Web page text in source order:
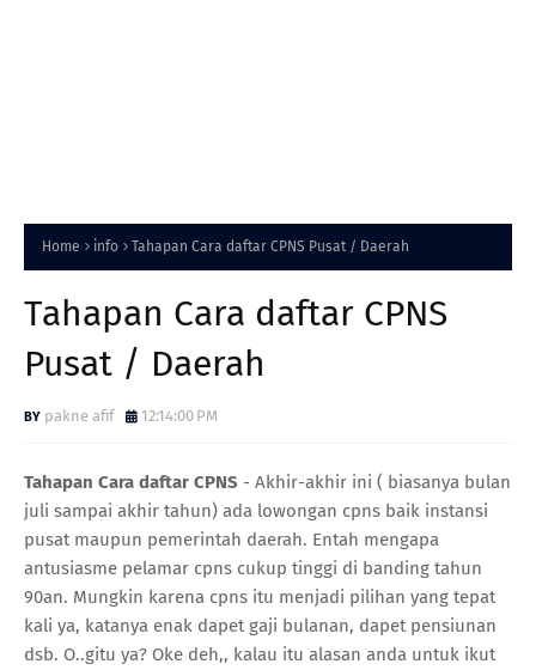
Home info Tahapan Cara daftar CPNS Pusat / Daerah
Tahapan Cara daftar CPNS
Pusat / Daerah
pakne afif 12:14:00 PM
Tahapan Cara daftar CPNS - Akhir-akhir ini ( biasanya bulan
juli sampai akhir tahun) ada lowongan cpns baik instansi
pusat maupun pemerintah daerah. Entah mengapa
antusiasme pelamar cpns cukup tinggi di banding tahun
90an. Mungkin karena cpns itu menjadi pilihan yang tepat
kali ya, katanya enak dapet gaji bulanan, dapet pensiunan
dsb. O..gitu ya? Oke deh,, kalau itu alasan anda untuk ikut